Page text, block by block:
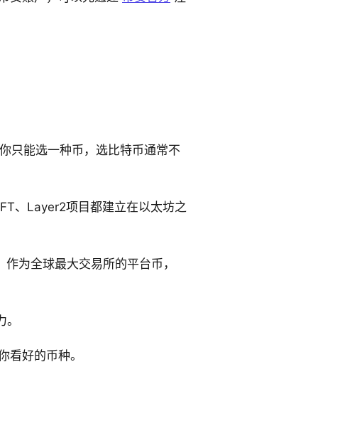
只能选一种币，选比特币通常不
、Layer2项目都建立在以太坊之
为全球最大交易所的平台币，
好的币种。